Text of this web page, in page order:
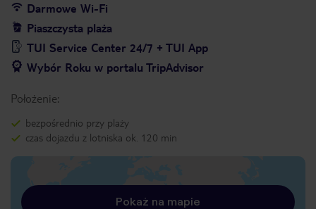
Darmowe Wi-Fi
Piaszczysta plaża
TUI Service Center 24/7 + TUI App
Wybór Roku w portalu TripAdvisor
Położenie:
bezpośrednio przy plaży
czas dojazdu z lotniska ok. 120 min
Pokaż na mapie